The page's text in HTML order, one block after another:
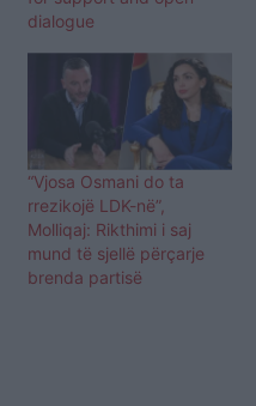
dialogue
“Vjosa Osmani do ta
rrezikojë LDK-në”,
Molliqaj: Rikthimi i saj
mund të sjellë përçarje
brenda partisë